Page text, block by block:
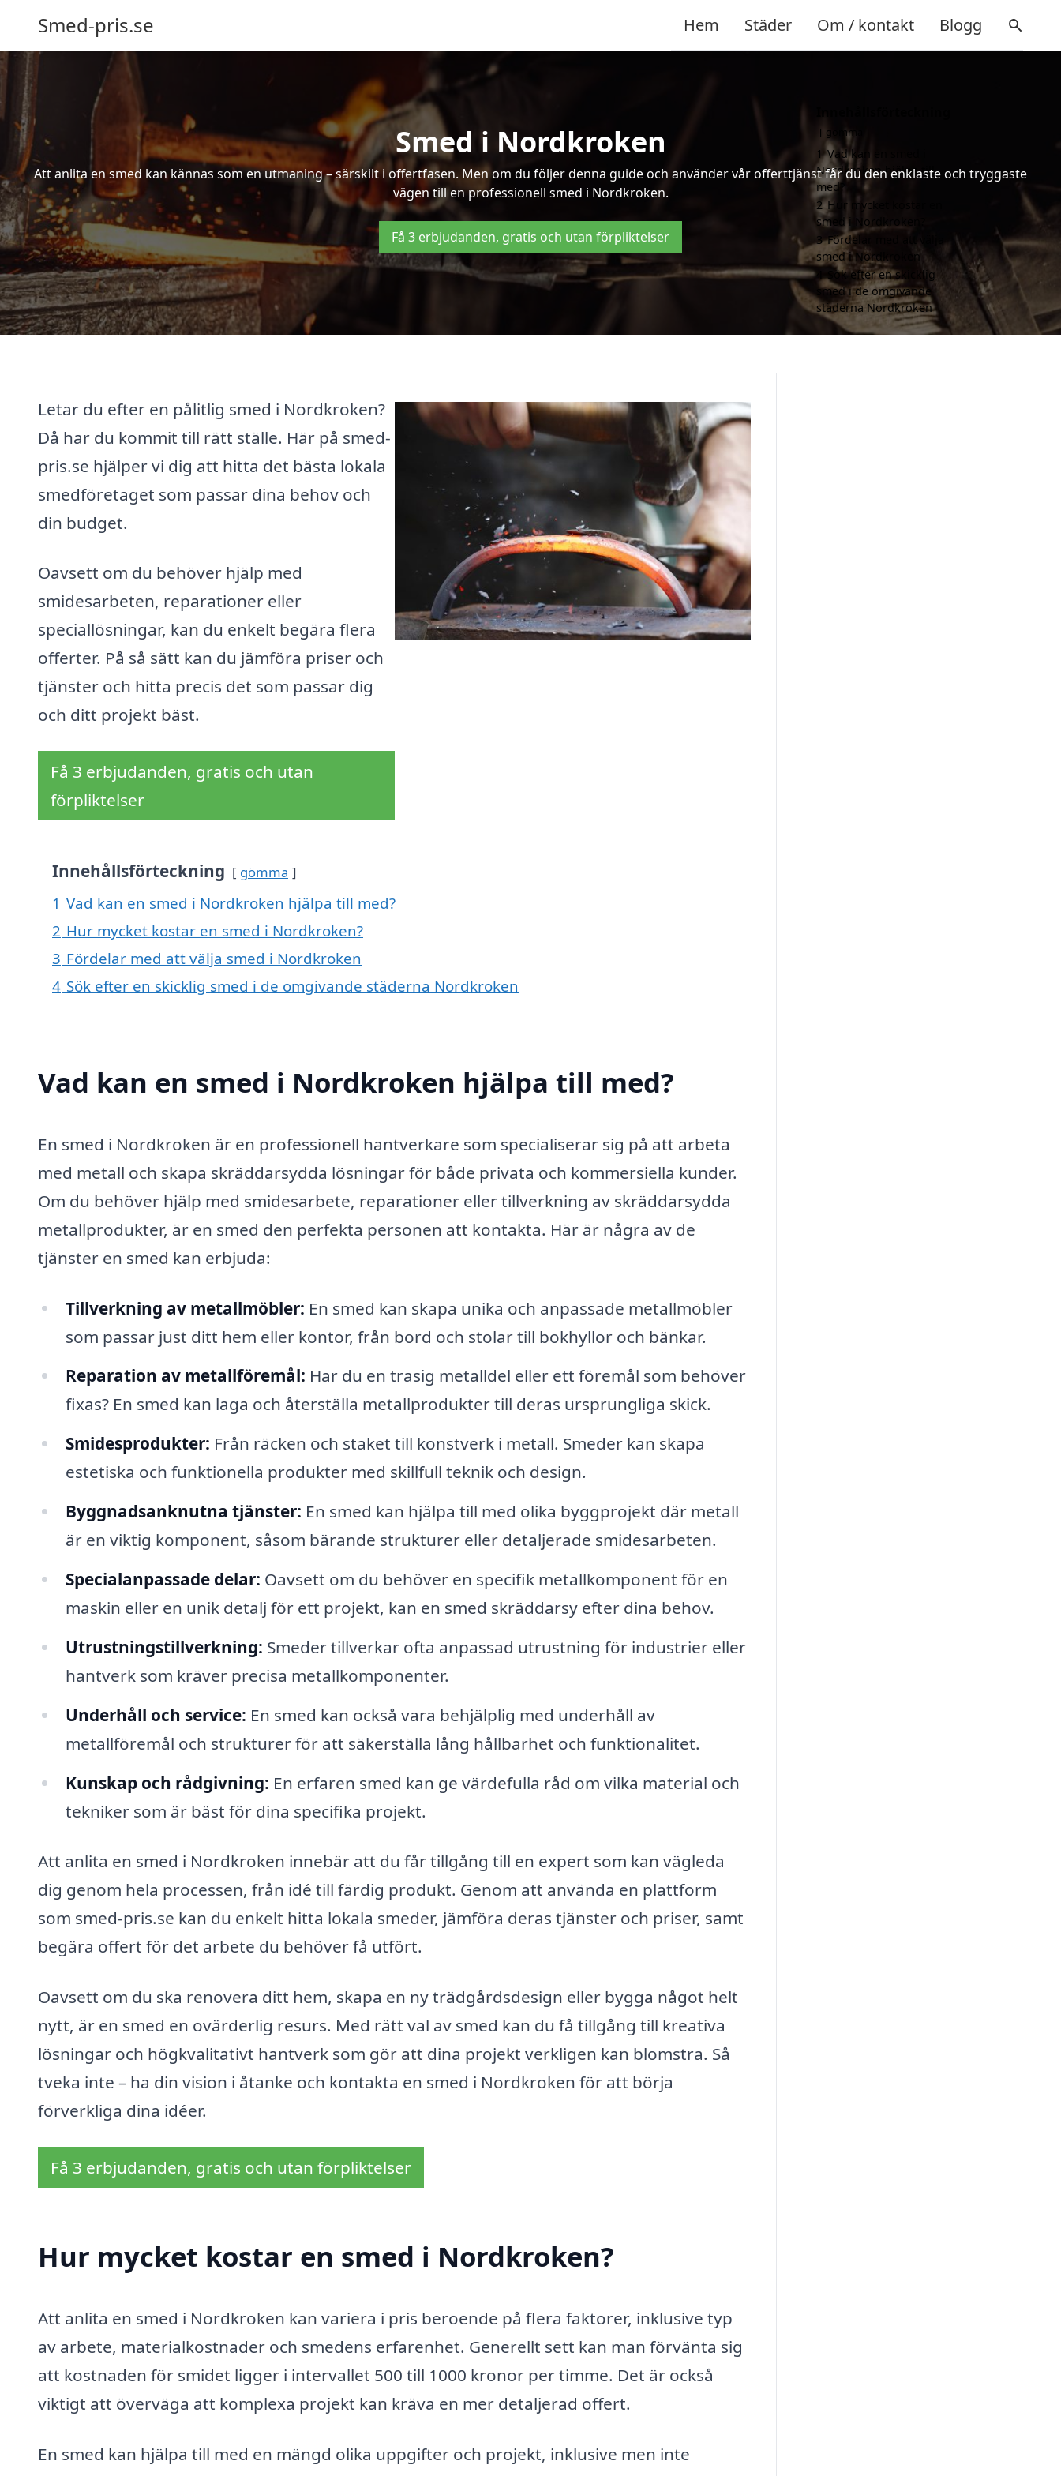
Smed-pris.se Hem Städer Om / kontakt Blogg
Smed i Nordkroken
Att anlita en smed kan kännas som en utmaning – särskilt i offertfasen. Men om du följer denna guide och använder vår offerttjänst får du den enklaste och tryggaste
vägen till en professionell smed i Nordkroken.
Få 3 erbjudanden, gratis och utan förpliktelser
Letar du efter en pålitlig smed i Nordkroken?
Då har du kommit till rätt ställe. Här på smed-
pris.se hjälper vi dig att hitta det bästa lokala
smedföretaget som passar dina behov och
din budget.
Oavsett om du behöver hjälp med
smidesarbeten, reparationer eller
speciallösningar, kan du enkelt begära flera
offerter. På så sätt kan du jämföra priser och
tjänster och hitta precis det som passar dig
och ditt projekt bäst.
Få 3 erbjudanden, gratis och utan
förpliktelser
Innehållsförteckning gömma
1 Vad kan en smed i Nordkroken hjälpa till med?
2 Hur mycket kostar en smed i Nordkroken?
3 Fördelar med att välja smed i Nordkroken
4 Sök efter en skicklig smed i de omgivande städerna Nordkroken
Vad kan en smed i Nordkroken hjälpa till med?
En smed i Nordkroken är en professionell hantverkare som specialiserar sig på att arbeta
med metall och skapa skräddarsydda lösningar för både privata och kommersiella kunder.
Om du behöver hjälp med smidesarbete, reparationer eller tillverkning av skräddarsydda
metallprodukter, är en smed den perfekta personen att kontakta. Här är några av de
tjänster en smed kan erbjuda:
Tillverkning av metallmöbler: En smed kan skapa unika och anpassade metallmöbler
som passar just ditt hem eller kontor, från bord och stolar till bokhyllor och bänkar.
Reparation av metallföremål: Har du en trasig metalldel eller ett föremål som behöver
fixas? En smed kan laga och återställa metallprodukter till deras ursprungliga skick.
Smidesprodukter: Från räcken och staket till konstverk i metall. Smeder kan skapa
estetiska och funktionella produkter med skillfull teknik och design.
Byggnadsanknutna tjänster: En smed kan hjälpa till med olika byggprojekt där metall
är en viktig komponent, såsom bärande strukturer eller detaljerade smidesarbeten.
Specialanpassade delar: Oavsett om du behöver en specifik metallkomponent för en
maskin eller en unik detalj för ett projekt, kan en smed skräddarsy efter dina behov.
Utrustningstillverkning: Smeder tillverkar ofta anpassad utrustning för industrier eller
hantverk som kräver precisa metallkomponenter.
Underhåll och service: En smed kan också vara behjälplig med underhåll av
metallföremål och strukturer för att säkerställa lång hållbarhet och funktionalitet.
Kunskap och rådgivning: En erfaren smed kan ge värdefulla råd om vilka material och
tekniker som är bäst för dina specifika projekt.
Att anlita en smed i Nordkroken innebär att du får tillgång till en expert som kan vägleda
dig genom hela processen, från idé till färdig produkt. Genom att använda en plattform
som smed-pris.se kan du enkelt hitta lokala smeder, jämföra deras tjänster och priser, samt
begära offert för det arbete du behöver få utfört.
Oavsett om du ska renovera ditt hem, skapa en ny trädgårdsdesign eller bygga något helt
nytt, är en smed en ovärderlig resurs. Med rätt val av smed kan du få tillgång till kreativa
lösningar och högkvalitativt hantverk som gör att dina projekt verkligen kan blomstra. Så
tveka inte – ha din vision i åtanke och kontakta en smed i Nordkroken för att börja
förverkliga dina idéer.
Få 3 erbjudanden, gratis och utan förpliktelser
Hur mycket kostar en smed i Nordkroken?
Att anlita en smed i Nordkroken kan variera i pris beroende på flera faktorer, inklusive typ
av arbete, materialkostnader och smedens erfarenhet. Generellt sett kan man förvänta sig
att kostnaden för smidet ligger i intervallet 500 till 1000 kronor per timme. Det är också
viktigt att överväga att komplexa projekt kan kräva en mer detaljerad offert.
En smed kan hjälpa till med en mängd olika uppgifter och projekt, inklusive men inte
gömma
1 Vad kan en smed i
Nordkroken hjälpa till
med?
2 Hur mycket kostar en
smed i Nordkroken?
3 Fördelar med att välja
smed i Nordkroken
Sök efter en skicklig
smed i de omgivande
städerna Nordkroken